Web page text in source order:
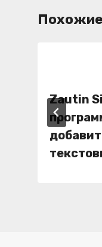
Zautin